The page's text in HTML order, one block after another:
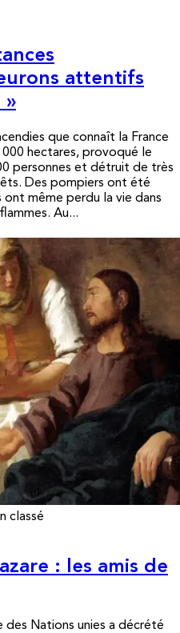
attentifs
»
que connaît la France
hectares, provoqué le
personnes et détruit de très
Des pompiers ont été
même perdu la vie dans
Au...
classé
: les amis de
des Nations unies a décrété